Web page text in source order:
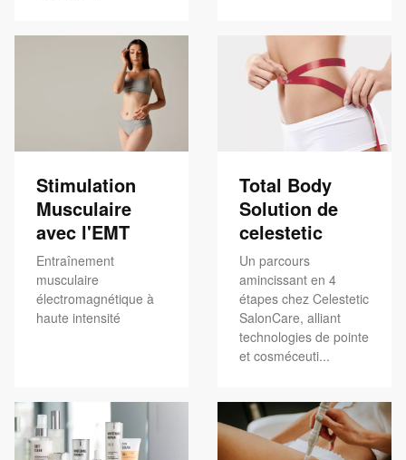
Stimulation
Musculaire
avec l'EMT
Entraînement
musculaire
électromagnétique à
haute intensité
Total Body
Solution de
celestetic
Un parcours
amincissant en 4
étapes chez Celestetic
SalonCare, alliant
technologies de pointe
et cosméceuti...